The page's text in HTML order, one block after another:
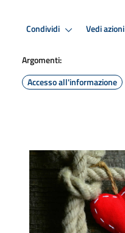
Condividi Vedi azioni
Argomenti:
Accesso all'informazione